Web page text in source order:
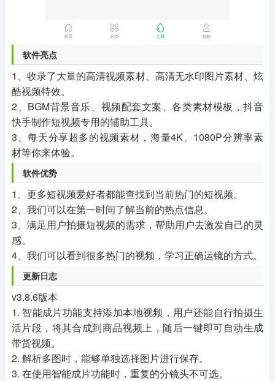
软件亮点
1、收录了大量的高清视频素材、高清无水印图片素材、炫
酷视频特效。
2、BGM背景音乐、视频配套文案、各类素材模板，抖音
快手制作短视频专用的辅助工具。
3、每天分享超多的视频素材，海量4K、1080P分辨率素
材等你来体验。
软件优势
1、更多短视频爱好者都能查找到当前热门的短视频。
2、我们可以在第一时间了解当前的热点信息。
3、满足用户拍摄短视频的需求，帮助用户去激发自己的灵
感。
4、我们可以看到很多热门的视频，学习正确运镜的方式。
更新日志
v3.8.6版本
1. 智能成片功能支持添加本地视频，用户还能自行拍摄生
活片段，将其合成到商品视频上，随后一键即可自动生成
带货视频。
2. 解析多图时，能够单独选择图片进行保存。
3. 在使用智能成片功能时，重复的分镜头不可选。